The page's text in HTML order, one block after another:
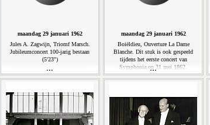
maandag 29 januari 1962
Jules A. Zagwijn, Triomf Marsch.
Jubileumconcert 100-jarig bestaan
(5'23'')
maandag 29 januari 1962
Boiëldieu, Ouverture La Dame
Blanche. Dit stuk is ook gespeeld
tijdens het eerste concert van
Symphonia op 31 mei 1862.
Jubileumconcert 100-jarig bestaan
(8'36'')